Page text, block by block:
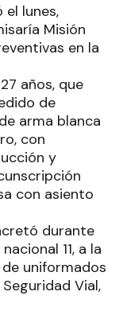
lunes,
Misión
en la
años, que
de
arma blanca
con
y
con asiento
durante
11, a la
uniformados
Vial,